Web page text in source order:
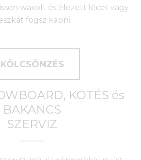
waxolt és élezett lécet vagy
fogsz kapni.
KÖLCSÖNZÉS
KÖTÉS és
BAKANCS
SZERVIZ